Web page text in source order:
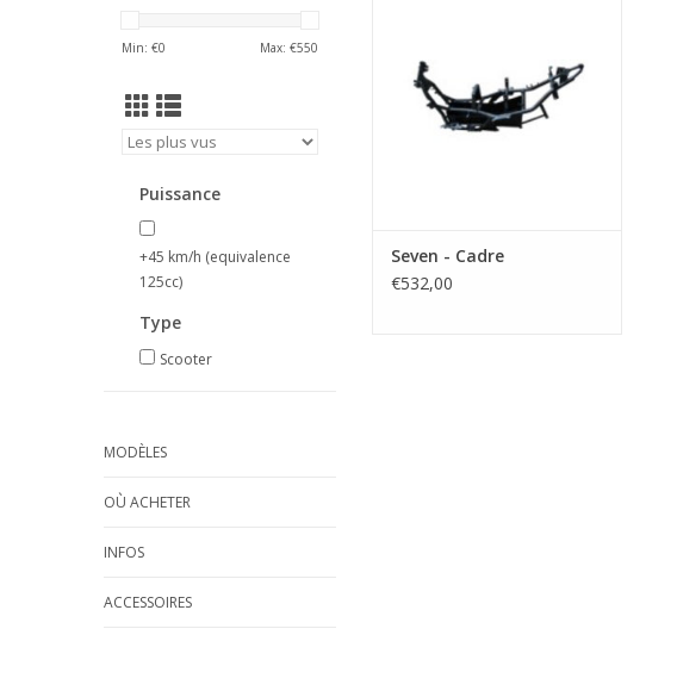
Min: €0 Max: €550
Puissance
+45 km/h (equivalence
125cc)
Type
Scooter
MODÈLES
OÙ ACHETER
INFOS
ACCESSOIRES
Seven - Cadre
€532,00